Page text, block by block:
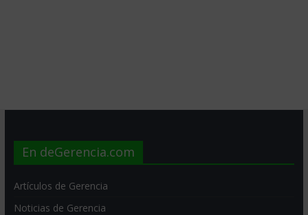
En deGerencia.com
Artículos de Gerencia
Noticias de Gerencia